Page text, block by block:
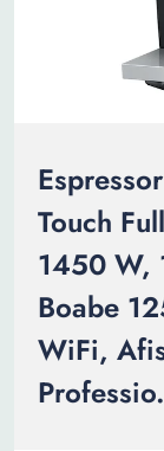
Touch
1450 W,
Boabe
WiFi,